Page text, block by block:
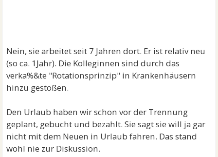
Nein, sie arbeitet seit 7 Jahren dort. Er ist relativ neu
(so ca. 1Jahr). Die Kolleginnen sind durch das
verka%&te "Rotationsprinzip" in Krankenhäusern
hinzu gestoßen.
Den Urlaub haben wir schon vor der Trennung
geplant, gebucht und bezahlt. Sie sagt sie will ja gar
nicht mit dem Neuen in Urlaub fahren. Das stand
wohl nie zur Diskussion.